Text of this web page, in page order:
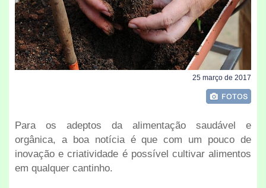
25 março de 2017
Para os adeptos da alimentação saudável e
orgânica, a boa notícia é que com um pouco de
inovação e criatividade é possível cultivar alimentos
em qualquer cantinho.